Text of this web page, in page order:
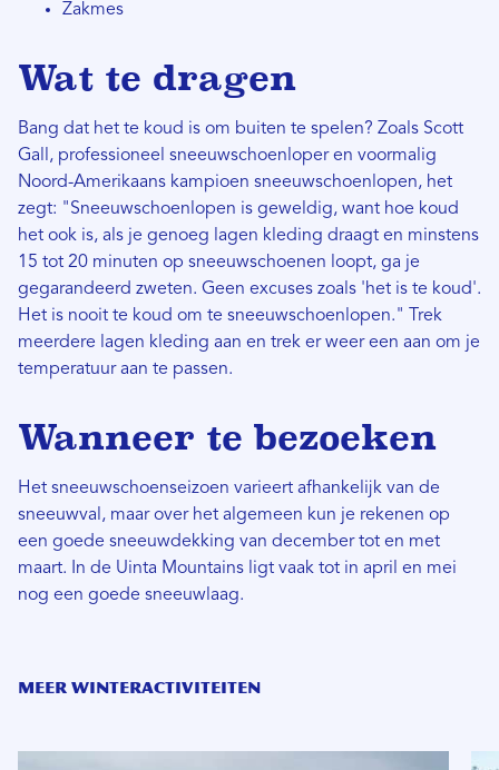
Zakmes
Wat te dragen
Bang dat het te koud is om buiten te spelen? Zoals Scott
Gall, professioneel sneeuwschoenloper en voormalig
Noord-Amerikaans kampioen sneeuwschoenlopen, het
zegt: "Sneeuwschoenlopen is geweldig, want hoe koud
het ook is, als je genoeg lagen kleding draagt ​​en minstens
15 tot 20 minuten op sneeuwschoenen loopt, ga je
gegarandeerd zweten. Geen excuses zoals 'het is te koud'.
Het is nooit te koud om te sneeuwschoenlopen." Trek
meerdere lagen kleding aan en trek er weer een aan om je
temperatuur aan te passen.
Wanneer te bezoeken
Het sneeuwschoenseizoen varieert afhankelijk van de
sneeuwval, maar over het algemeen kun je rekenen op
een goede sneeuwdekking van december tot en met
maart. In de Uinta Mountains ligt vaak tot in april en mei
nog een goede sneeuwlaag.
MEER WINTERACTIVITEITEN